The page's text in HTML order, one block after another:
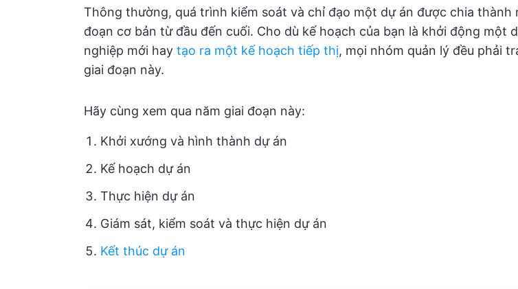
Thông thường, quá trình kiểm soát và chỉ đạo một dự án được chia thành
đoạn cơ bản từ đầu đến cuối. Cho dù kế hoạch của bạn là khởi động một
nghiệp mới hay tạo ra một kế hoạch tiếp thị, mọi nhóm quản lý đều phải
giai đoạn này.
Hãy cùng xem qua năm giai đoạn này:
Khởi xướng và hình thành dự án
Kế hoạch dự án
Thực hiện dự án
Giám sát, kiểm soát và thực hiện dự án
Kết thúc dự án